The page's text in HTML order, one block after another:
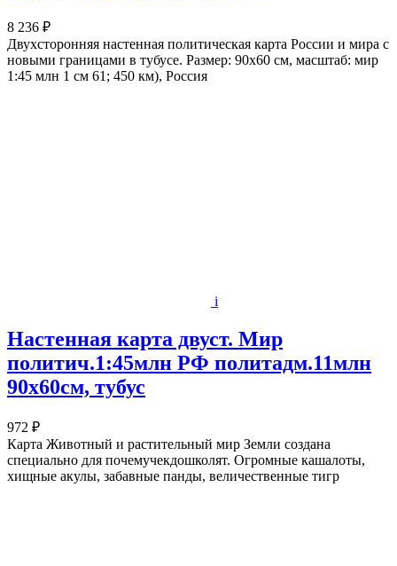
8 236 ₽
Двухсторонняя настенная политическая карта России и мира с
новыми границами в тубусе. Размер: 90x60 см, масштаб: мир
1:45 млн 1 см 61; 450 км), Россия
i
Настенная карта двуст. Мир
политич.1:45млн РФ политадм.11млн
90х60см, тубус
972 ₽
Карта Животный и растительный мир Земли создана
специально для почемучекдошколят. Огромные кашалоты,
хищные акулы, забавные панды, величественные тигр